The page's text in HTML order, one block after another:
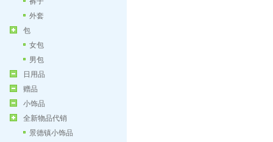
外套
包
女包
男包
日用品
赠品
小饰品
全新物品代销
景德镇小饰品